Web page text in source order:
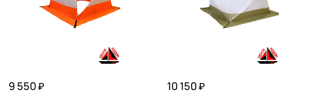
9 550 ₽
10 150 ₽